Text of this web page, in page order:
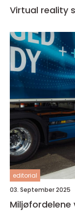
Virtual reality
editorial
03. September 2025